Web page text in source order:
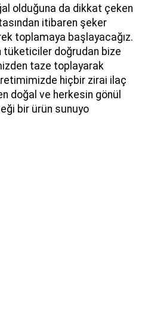
olduğuna da dikkat çeken
itibaren şeker
toplamaya başlayacağız.
tüketiciler doğrudan bize
taze toplayarak
hiçbir zirai ilaç
doğal ve herkesin gönül
bir ürün sunuyo